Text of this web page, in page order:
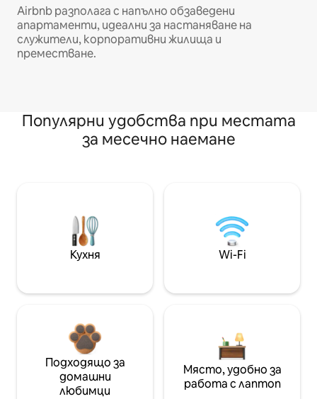
Airbnb разполага с напълно обзаведени
апартаменти, идеални за настаняване на
служители, корпоративни жилища и
преместване.
Популярни удобства при местата
за месечно наемане
Кухня Wi-Fi
Подходящо за
домашни
любимци
Място, удобно за
работа с лаптоп